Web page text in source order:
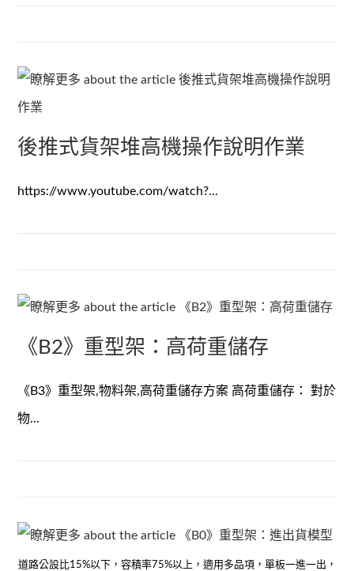
後推式貨架堆高機操作說明作業
https://www.youtube.com/watch?...
《B2》重型架：高荷重儲存
《B3》重型架,物料架,高荷重儲存方案 高荷重儲存： 對於
物...
道路公設比15%以下，容積率75%以上，適用多品項，單板一進一出，